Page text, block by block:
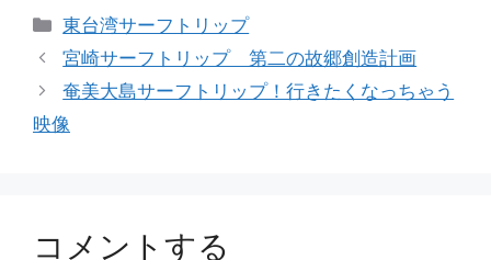
カ
テ
リ
ー
東台湾サーフトリップ
宮崎サーフトリップ 第二の故郷創造計画
奄美大島サーフトリップ！行きたくなっちゃう
映像
コメントする